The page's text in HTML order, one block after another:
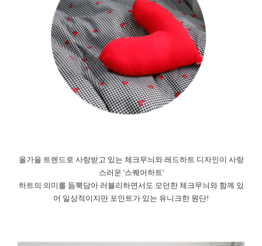
올가을 트렌드로 사랑받고 있는 체크무늬와 레드하트 디자인이 사랑
스러운 '스퀘어하트'
하트의 의미를 듬뿍담아 러블리하면서도 모던한 체크무늬와 함께 있
어 일상적이지만 포인트가 있는 유니크한 원단!